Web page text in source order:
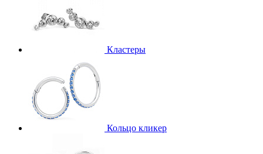
Кластеры
Кольцо кликер